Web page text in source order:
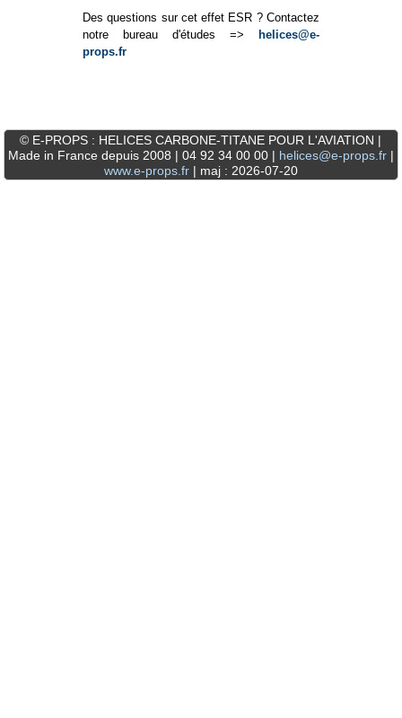
Des questions sur cet effet ESR ? Contactez
notre bureau d'études => helices@e-
props.fr
© E-PROPS : HELICES CARBONE-TITANE POUR L'AVIATION |
Made in France depuis 2008 | 04 92 34 00 00 | helices@e-props.fr|
www.e-props.fr| maj : 2026-07-20